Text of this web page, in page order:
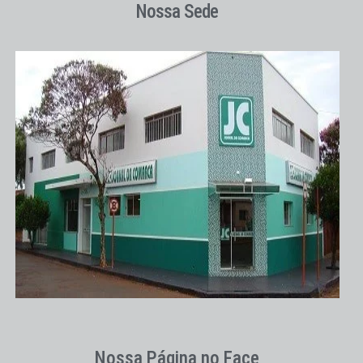
Nossa Sede